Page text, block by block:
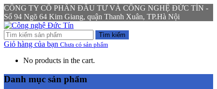
CÔNG TY CỔ PHẦN ĐẦU TƯ VÀ CÔNG NGHỆ ĐỨC TÍN -
Số 94 Ngõ 64 Kim Giang, quận Thanh Xuân, TP.Hà Nội
Tìm kiếm
Giỏ hàng của bạn Chưa có sản phẩm
No products in the cart.
Danh mục sản phẩm